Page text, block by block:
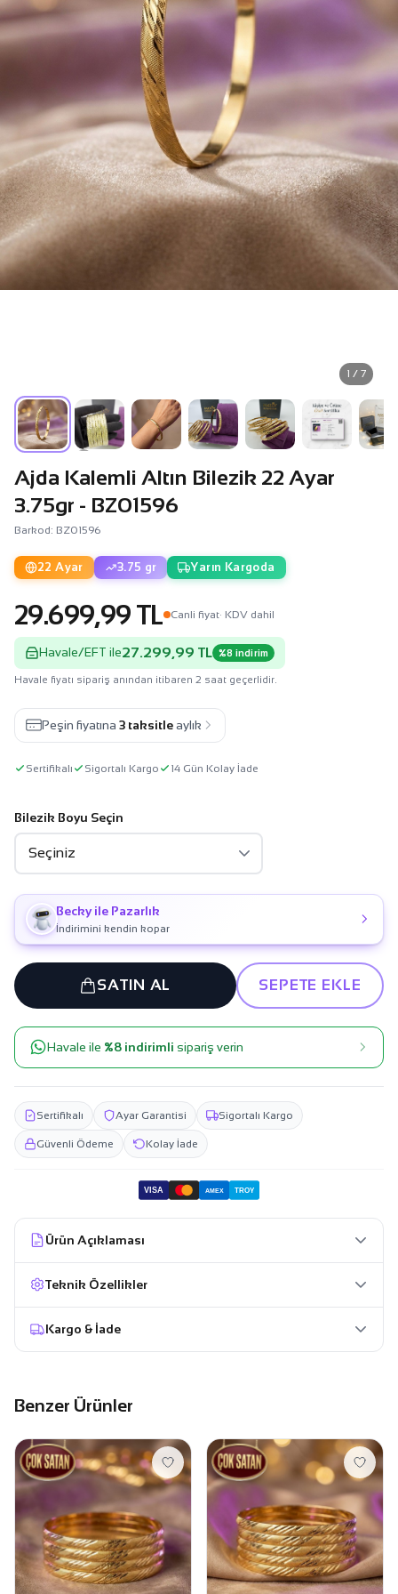
1 / 7
Ajda Kalemli Altın Bilezik 22 Ayar
3.75gr - BZ01596
Barkod: BZ01596
22 Ayar 3.75 gr Yarın Kargoda
29.699,99 TL Canli fiyat· KDV dahil
Havale/EFT ile27.299,99 TL %8 indirim
Havale fiyatı sipariş anından itibaren 2 saat geçerlidir.
Peşin fiyatına 3 taksitle aylık
Sertifikalı Sigortalı Kargo 14 Gün Kolay İade
Bilezik Boyu Seçin
Becky ile Pazarlık
İndirimini kendin kopar
SATIN AL SEPETE EKLE
Havale ile %8 indirimli sipariş verin
Sertifikalı Ayar Garantisi Sigortalı Kargo
Güvenli Ödeme Kolay İade
VISA AMEX TROY
Ürün Açıklaması
Teknik Özellikler
Kargo & İade
Benzer Ürünler